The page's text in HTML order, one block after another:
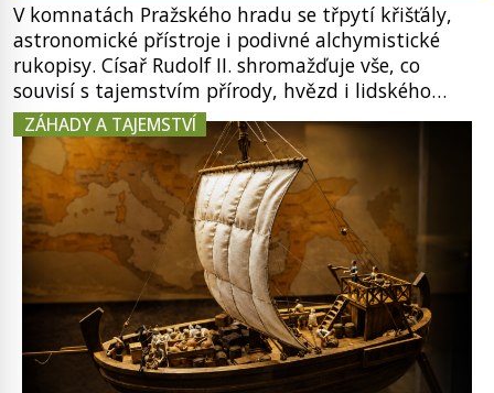
V komnatách Pražského hradu se třpytí křišťály,
astronomické přístroje i podivné alchymistické
rukopisy. Císař Rudolf II. shromažďuje vše, co
souvisí s tajemstvím přírody, hvězd i lidského
poznání. Jenže po jeho smrti se jeho slavné sbírky
začínají rozpadat a část z nich mizí navždy. Kdo
odnesl nejvzácnější knihy? A existují ještě někde
zapomenuté rukopisy, které nikdo […]
ZÁHADY A TAJEMSTVÍ